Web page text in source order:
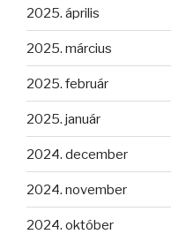
2025. április
2025. március
2025. február
2025. január
2024. december
2024. november
2024. október